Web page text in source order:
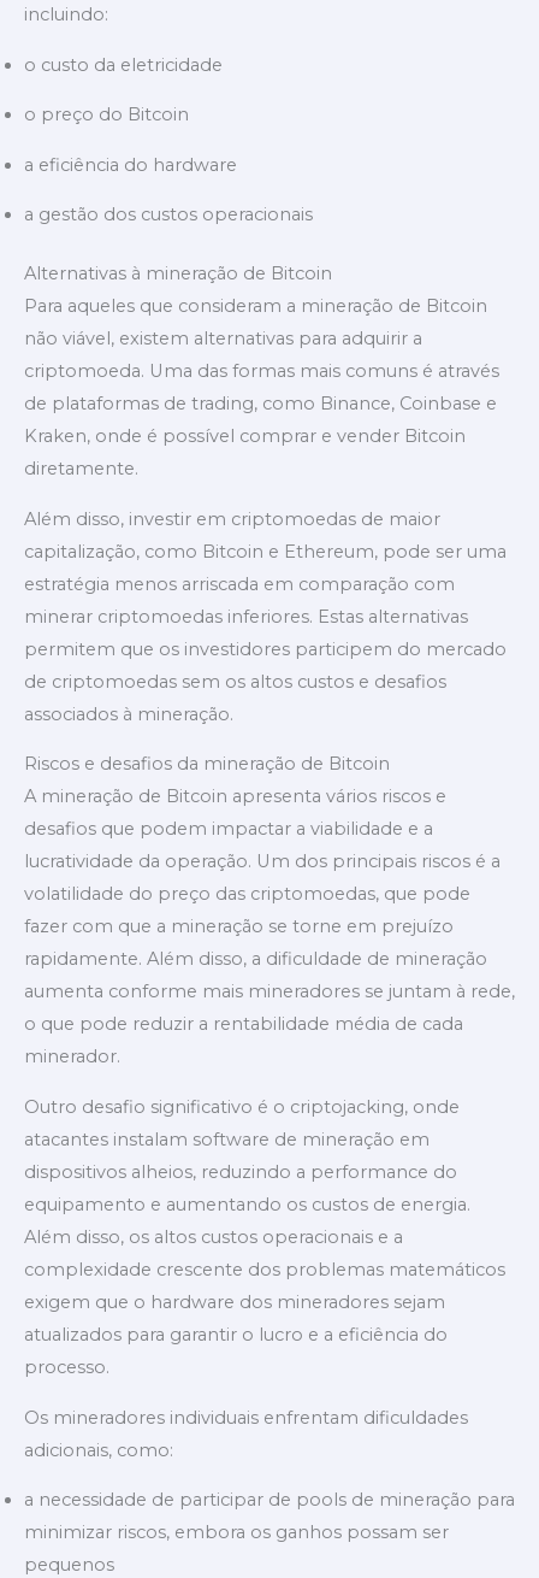
incluindo:
o custo da eletricidade
o preço do Bitcoin
a eficiência do hardware
a gestão dos custos operacionais
Alternativas à mineração de Bitcoin
Para aqueles que consideram a mineração de Bitcoin
não viável, existem alternativas para adquirir a
criptomoeda. Uma das formas mais comuns é através
de plataformas de trading, como Binance, Coinbase e
Kraken, onde é possível comprar e vender Bitcoin
diretamente.
Além disso, investir em criptomoedas de maior
capitalização, como Bitcoin e Ethereum, pode ser uma
estratégia menos arriscada em comparação com
minerar criptomoedas inferiores. Estas alternativas
permitem que os investidores participem do mercado
de criptomoedas sem os altos custos e desafios
associados à mineração.
Riscos e desafios da mineração de Bitcoin
A mineração de Bitcoin apresenta vários riscos e
desafios que podem impactar a viabilidade e a
lucratividade da operação. Um dos principais riscos é a
volatilidade do preço das criptomoedas, que pode
fazer com que a mineração se torne em prejuízo
rapidamente. Além disso, a dificuldade de mineração
aumenta conforme mais mineradores se juntam à rede,
o que pode reduzir a rentabilidade média de cada
minerador.
Outro desafio significativo é o criptojacking, onde
atacantes instalam software de mineração em
dispositivos alheios, reduzindo a performance do
equipamento e aumentando os custos de energia.
Além disso, os altos custos operacionais e a
complexidade crescente dos problemas matemáticos
exigem que o hardware dos mineradores sejam
atualizados para garantir o lucro e a eficiência do
processo.
Os mineradores individuais enfrentam dificuldades
adicionais, como:
a necessidade de participar de pools de mineração para
minimizar riscos, embora os ganhos possam ser
pequenos